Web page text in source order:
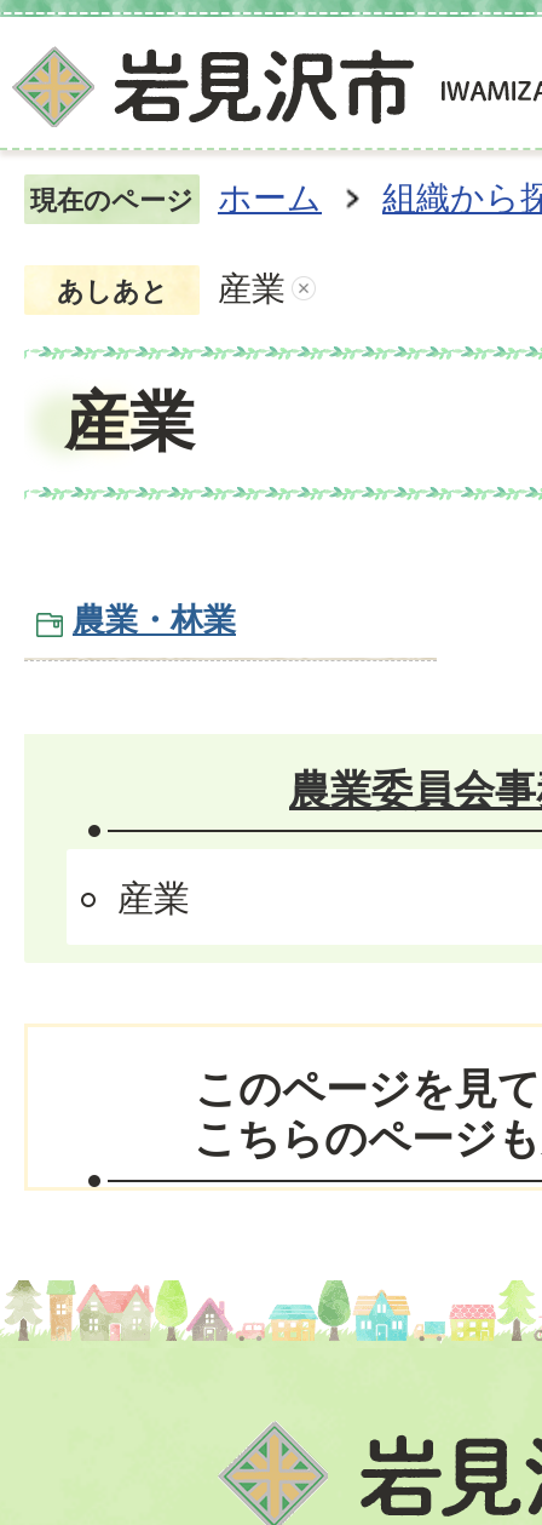
現在のページ ホーム 組織から
あしあと 産業
産業
農業・林業
農業委員会
産業
このページを見
こちらのページ